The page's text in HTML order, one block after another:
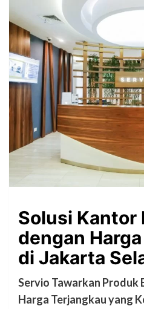
Solusi Kantor
dengan
di Jakarta
Servio Tawarkan Produk
Harga Terjangkau yang